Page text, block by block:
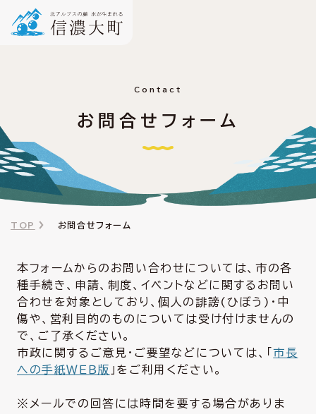
Contact
お問合せフォーム
TOP お問合せフォーム
本フォームからのお問い合わせについては、市の各
種手続き、申請、制度、イベントなどに関するお問い
合わせを対象としており、個人の誹謗(ひぼう)・中
傷や、営利目的のものについては受け付けませんの
で、ご了承ください。
市政に関するご意見・ご要望などについては、「市長
への手紙ＷＥＢ版 」をご利用ください。
※メールでの回答には時間を要する場合がありま